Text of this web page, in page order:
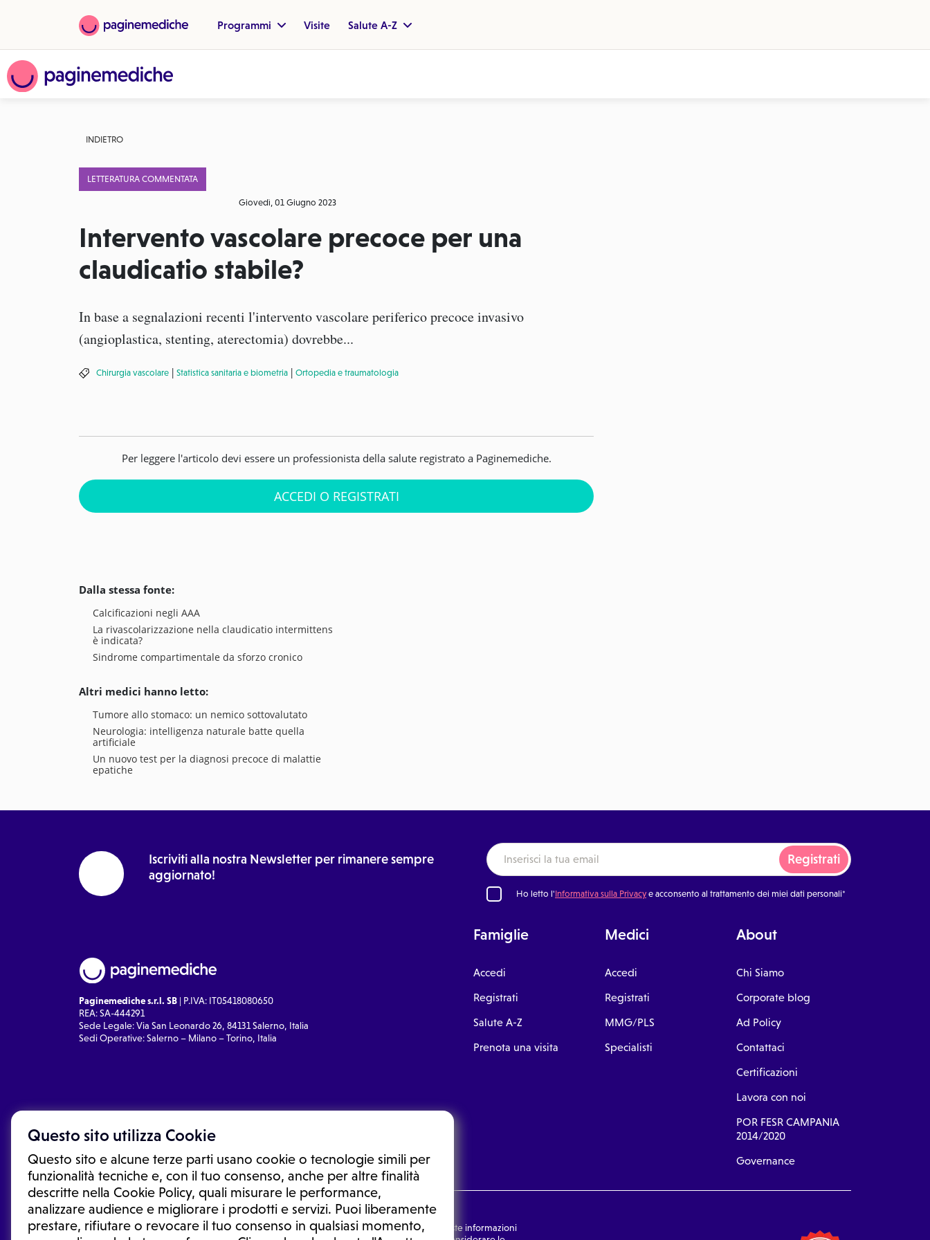
Questo sito utilizza Cookie
Questo sito e alcune terze parti usano cookie o tecnologie simili per
funzionalità tecniche e, con il tuo consenso, anche per altre finalità
descritte nella Cookie Policy, quali misurare le performance,
analizzare audience e migliorare i prodotti e servizi. Puoi liberamente
prestare, rifiutare o revocare il tuo consenso in qualsiasi momento,
Programmi Visite Salute A-Z
INDIETRO
LETTERATURA COMMENTATA
Giovedì, 01 Giugno 2023
Intervento vascolare precoce per una
claudicatio stabile?
In base a segnalazioni recenti l'intervento vascolare periferico precoce invasivo
(angioplastica, stenting, aterectomia) dovrebbe...
Chirurgia vascolare | Statistica sanitaria e biometria | Ortopedia e traumatologia
Per leggere l'articolo devi essere un professionista della salute registrato a Paginemediche.
ACCEDI O REGISTRATI
Dalla stessa fonte:
Calcificazioni negli AAA
La rivascolarizzazione nella claudicatio intermittens
è indicata?
Sindrome compartimentale da sforzo cronico
Altri medici hanno letto:
Tumore allo stomaco: un nemico sottovalutato
Neurologia: intelligenza naturale batte quella
artificiale
Un nuovo test per la diagnosi precoce di malattie
epatiche
Iscriviti alla nostra Newsletter per rimanere sempre
aggiornato!
Registrati
Ho letto l'Informativa sulla Privacye acconsento al trattamento dei miei dati personali*
Paginemediche s.r.l. SB | P.IVA: IT05418080650
REA: SA-444291
Sede Legale: Via San Leonardo 26, 84131 Salerno, Italia
Sedi Operative: Salerno – Milano – Torino, Italia
Famiglie
Accedi
Registrati
Salute A-Z
Prenota una visita
Medici
Accedi
Registrati
MMG/PLS
Specialisti
About
Chi Siamo
Corporate blog
Ad Policy
Contattaci
Certificazioni
Lavora con noi
POR FESR CAMPANIA
2014/2020
Governance
Le informazioni proposte in questo sito non sono un consulto medico. In nessun caso, queste informazioni